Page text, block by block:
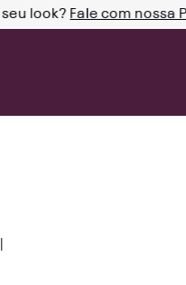
look? Fale com nossa